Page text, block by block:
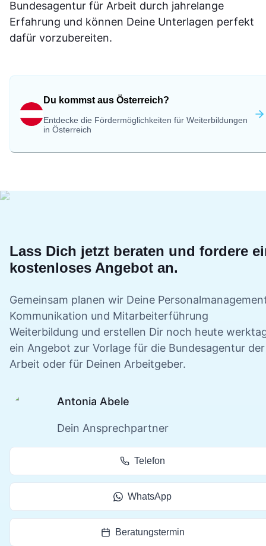
Bundesagentur für Arbeit durch jahrelange
Erfahrung und können Deine Unterlagen perfekt
dafür vorzubereiten.
Du kommst aus Österreich?
Entdecke die Fördermöglichkeiten für Weiterbildungen
in Österreich
Lass Dich jetzt beraten und fordere
kostenloses Angebot an.
Gemeinsam planen wir Deine
Kommunikation und Mitarbeiterführung
Weiterbildung und erstellen Dir noch heute
ein Angebot zur Vorlage für die Bundesagentur der
Arbeit oder für Deinen Arbeitgeber.
Antonia Abele
Dein Ansprechpartner
Telefon
WhatsApp
Beratungstermin